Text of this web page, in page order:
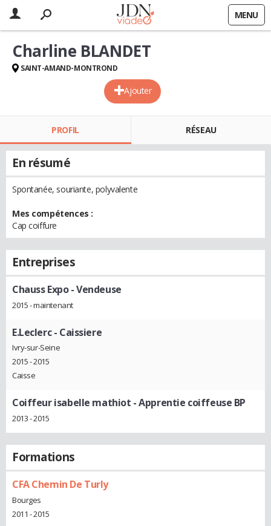
MENU
Ajouter
Charline BLANDET
SAINT-AMAND-MONTROND
PROFIL RÉSEAU
En résumé
Spontanée, souriante, polyvalente
Mes compétences :
Cap coiffure
Entreprises
Chauss Expo- Vendeuse
2015 - maintenant
E.Leclerc- Caissiere
Ivry-sur-Seine
2015 - 2015
Caisse
Coiffeur isabelle mathiot - Apprentie coiffeuse BP
2013 - 2015
Formations
CFA Chemin De Turly
Bourges
2011 - 2015